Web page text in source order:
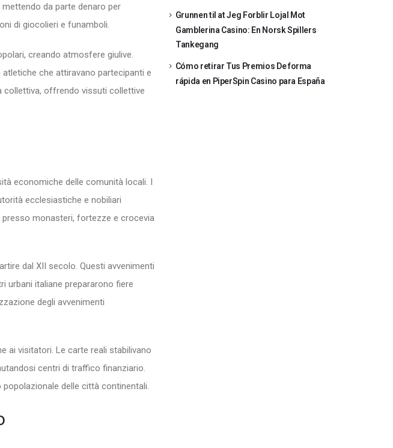
da parte denaro per
di giocolieri e funamboli.
creando atmosfere giulive.
che attiravano partecipanti e
collettiva, offrendo vissuti collettive
economiche delle comunità locali. I
ecclesiastiche e nobiliari
presso monasteri, fortezze e crocevia
dal XII secolo. Questi avvenimenti
urbani italiane prepararono fiere
degli avvenimenti
ai visitatori. Le carte reali stabilivano
centri di traffico finanziario.
delle città continentali.
Grunnen til at Jeg Forblir Lojal Mot
Gamblerina Casino: En Norsk Spillers
Tankegang
Cómo retirar Tus Premios De forma
rápida en PiperSpin Casino para España